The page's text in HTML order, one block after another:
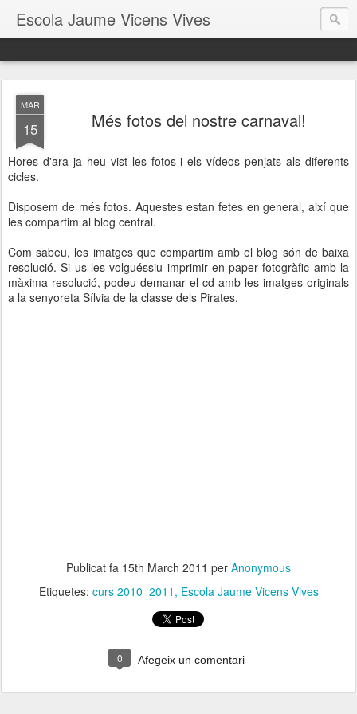
Escola Jaume Vicens Vives
MAR
15 Més fotos del nostre carnaval!
Hores d'ara ja heu vist les fotos i els vídeos penjats als diferents
cicles.
Disposem de més fotos. Aquestes estan fetes en general, així que
les compartim al blog central.
Com sabeu, les imatges que compartim amb el blog són de baixa
resolució. Si us les volguéssiu imprimir en paper fotogràfic amb la
màxima resolució, podeu demanar el cd amb les imatges originals
a la senyoreta Sílvia de la classe dels Pirates.
Publicat fa 15th March 2011 per Anonymous
Etiquetes: curs 2010_2011 Escola Jaume Vicens Vives
0 Afegeix un comentari